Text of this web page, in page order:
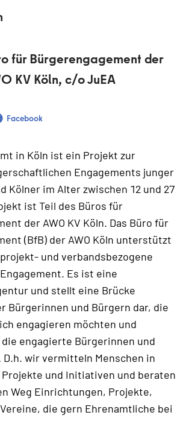
für Bürgerengagement der
KV Köln, c/o JuEA
Facebook
in Köln ist ein Projekt zur
Engagements junger
Kölner im Alter zwischen 12 und 27
ist Teil des Büros für
der AWO KV Köln. Das Büro für
(BfB) der AWO Köln unterstützt
und verbandsbezogene
Es ist eine
und stellt eine Brücke
Bürgerinnen und Bürgern dar, die
engagieren möchten und
engagierte Bürgerinnen und
D.h. wir vermitteln Menschen in
und Initiativen und beraten
Weg Einrichtungen, Projekte,
die gern Ehrenamtliche bei